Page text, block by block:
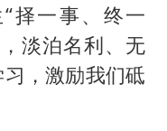
择一事、终一
淡泊名利、无
，激励我们砥